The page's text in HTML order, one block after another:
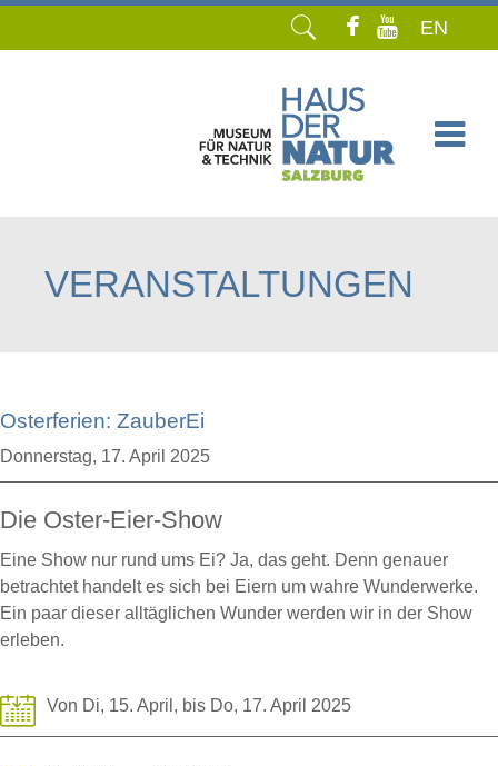
EN
VERANSTALTUNGEN
Osterferien: ZauberEi
Donnerstag, 17. April 2025
Die Oster-Eier-Show
Eine Show nur rund ums Ei? Ja, das geht. Denn genauer
betrachtet handelt es sich bei Eiern um wahre Wunderwerke.
Ein paar dieser alltäglichen Wunder werden wir in der Show
erleben.
Von Di, 15. April, bis Do, 17. April 2025